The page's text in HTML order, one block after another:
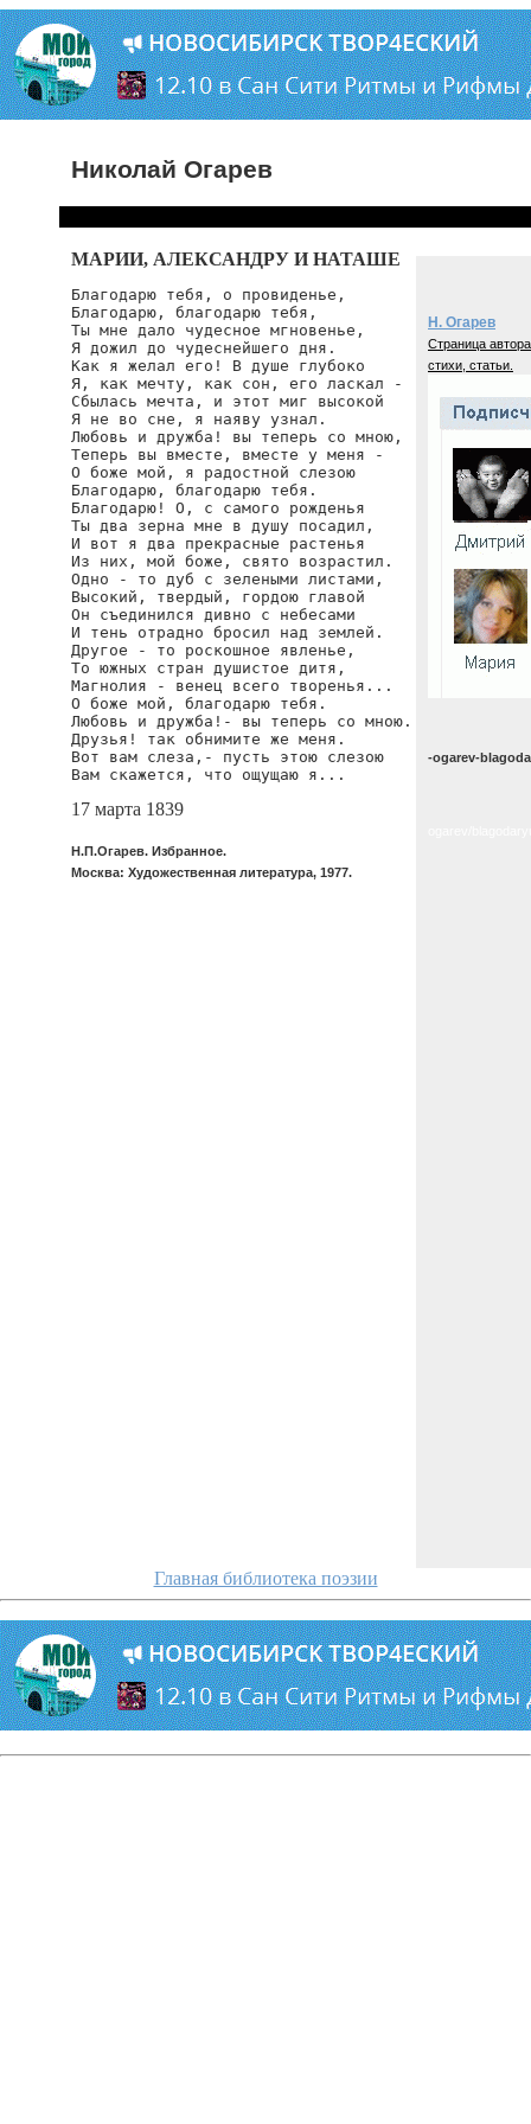
Николай Огарев
МАРИИ, АЛЕКСАНДРУ И НАТАШЕ
Благодарю тебя, о провиденье,
Благодарю, благодарю тебя,
Ты мне дало чудесное мгновенье,
Я дожил до чудеснейшего дня.
Как я желал его! В душе глубоко
Я, как мечту, как сон, его ласкал -
Сбылась мечта, и этот миг высокой
Я не во сне, я наяву узнал.
Любовь и дружба! вы теперь со мною,
Теперь вы вместе, вместе у меня -
О боже мой, я радостной слезою
Благодарю, благодарю тебя.
Благодарю! О, с самого рожденья
Ты два зерна мне в душу посадил,
И вот я два прекрасные растенья
Из них, мой боже, свято возрастил.
Одно - то дуб с зелеными листами,
Высокий, твердый, гордою главой
Он съединился дивно с небесами
И тень отрадно бросил над землей.
Другое - то роскошное явленье,
То южных стран душистое дитя,
Магнолия - венец всего творенья...
О боже мой, благодарю тебя.
Любовь и дружба!- вы теперь со мною.
Друзья! так обнимите же меня.
Вот вам слеза,- пусть этою слезою
Вам скажется, что ощущаю я...
17 марта 1839
Н.П.Огарев. Избранное.
Москва: Художественная литература, 1977.
Н. Огарев
Страница
стихи, статьи.
-ogarev-
Главная библиотека поэзии